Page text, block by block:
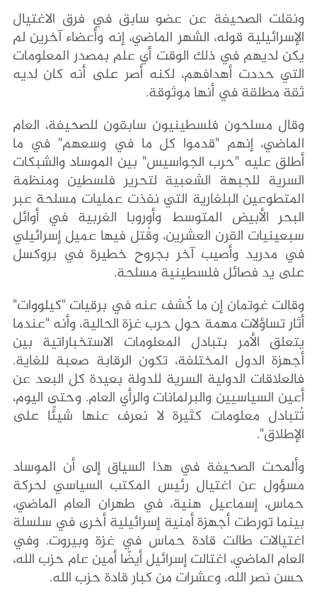
ونقلت الصحيفة عن عضو سابق في فرق الاغتيال
الإسرائيلية قوله، الشهر الماضي، إنه وأعضاء آخرين لم
يكن لديهم في ذلك الوقت أي علم بمصدر المعلومات
التي حددت أهدافهم، لكنه أصر على أنه كان لديه
ثقة مطلقة في أنها موثوقة.
وقال مسلحون فلسطينيون سابقون للصحيفة، العام
الماضي، إنهم "قدموا كل ما في وسعهم" في ما
أطلق عليه "حرب الجواسيس" بين الموساد والشبكات
السرية للجبهة الشعبية لتحرير فلسطين ومنظمة
المتطوعين البلغارية التي نفذت عمليات مسلحة عبر
البحر الأبيض المتوسط ​​وأوروبا الغربية في أوائل
سبعينيات القرن العشرين، وقُتل فيها عميل إسرائيلي
في مدريد وأصيب آخر بجروح خطيرة في بروكسل
على يد فصائل فلسطينية مسلحة.
وقالت غوتمان إن ما كُشف عنه في برقيات "كيلووات"
أثار تساؤلات مهمة حول حرب غزة الحالية، وأنه "عندما
يتعلق الأمر بتبادل المعلومات الاستخباراتية بين
أجهزة الدول المختلفة، تكون الرقابة صعبة للغاية.
فالعلاقات الدولية السرية للدولة بعيدة كل البعد عن
أعين السياسيين والبرلمانات والرأي العام. وحتى اليوم،
تُتبادل معلومات كثيرة لا نعرف عنها شيئًا على
الإطلاق".
وألمحت الصحيفة في هذا السياق إلى أن الموساد
مسؤول عن اغتيال رئيس المكتب السياسي لحركة
حماس، إسماعيل هنية، في طهران العام الماضي،
بينما تورطت أجهزة أمنية إسرائيلية أخرى في سلسلة
اغتيالات طالت قادة حماس في غزة وبيروت. وفي
العام الماضي، اغتالت إسرائيل أيضًا أمين عام حزب الله،
حسن نصر الله، وعشرات من كبار قادة حزب الله.